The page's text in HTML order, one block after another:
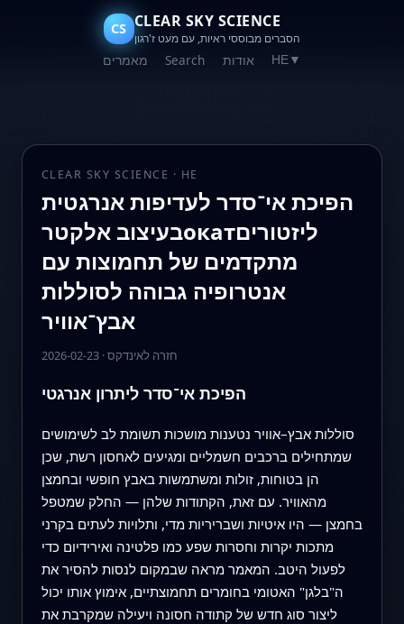
CS CLEAR SKY SCIENCE
הסברים מבוססי ראיות, עם מעט ז'רגון
מאמרים Search אודות HE▼
CLEAR SKY SCIENCE · HE
הפיכת אי־סדר לעדיפות אנרגטית
בעיצוב אלקטרокатליזטורים
מתקדמים של תחמוצות עם
אנטרופיה גבוהה לסוללות
אבץ־אוויר
2026-02-23·חזרה לאינדקס
הפיכת אי־סדר ליתרון אנרגטי
סוללות אבץ–אוויר נטענות מושכות תשומת לב לשימושים
שמתחילים ברכבים חשמליים ומגיעים לאחסון רשת, שכן
הן בטוחות, זולות ומשתמשות באבץ חופשי ובחמצן
מהאוויר. עם זאת, הקתודות שלהן — החלק שמטפל
בחמצן — היו איטיות ושבריריות מדי, ותלויות לעתים בקרני
מתכות יקרות וחסרות שפע כמו פלטינה ואירידיום כדי
לפעול היטב. המאמר מראה שבמקום לנסות להסיר את
ה"בלגן" האטומי בחומרים תחמוצתיים, אימוץ אותו יכול
ליצור סוג חדש של קתודה חסונה ויעילה שמקרבת את